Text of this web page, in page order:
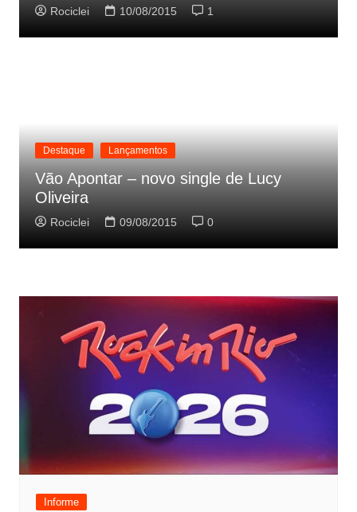
Rociclei 10/08/2015 1
Destaque Lançamentos
Vão Apontar – novo single de Lucy
Oliveira
Rociclei 09/08/2015 0
Informe